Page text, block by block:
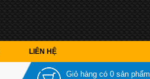
LIÊN HỆ
Giỏ hàng có 0 sản phẩm